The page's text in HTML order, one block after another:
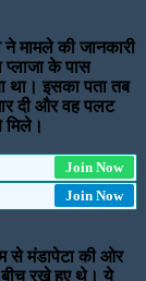
ने मामले की जानकारी
प्लाजा के पास
था। इसका पता तब
दी और वह पलट
मिले।
Join Now
Join Now
से मंडापेटा की ओर
बीच रखे हुए थे। ये